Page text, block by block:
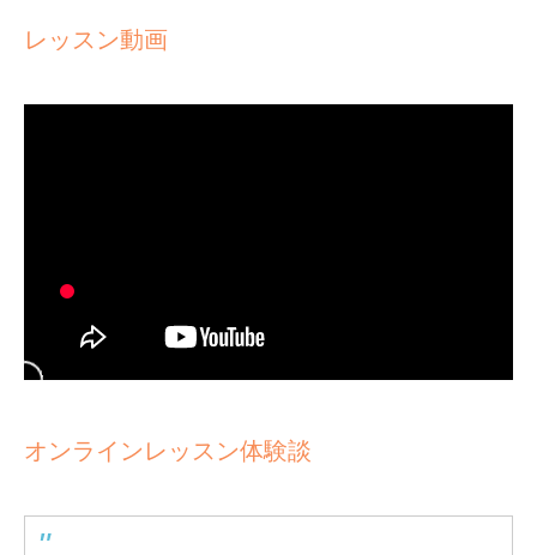
レッスン動画
オンラインレッスン体験談